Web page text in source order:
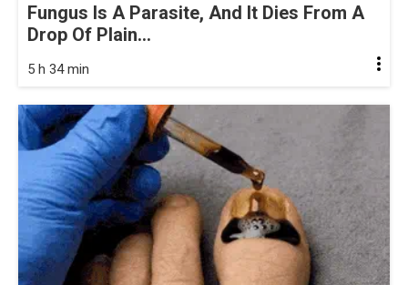
Fungus Is A Parasite, And It Dies From A
Drop Of Plain...
5 h 34 min